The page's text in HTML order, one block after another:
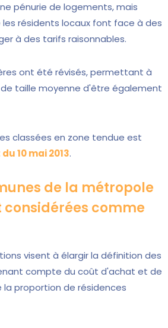
pénurie de logements, mais
résidents locaux font face à des
à des tarifs raisonnables.
ont été révisés, permettant à
taille moyenne d'être également
classées en zone tendue est
10 mai 2013.
de la métropole
considérées comme
visent à élargir la définition des
compte du coût d'achat et de
la proportion de résidences